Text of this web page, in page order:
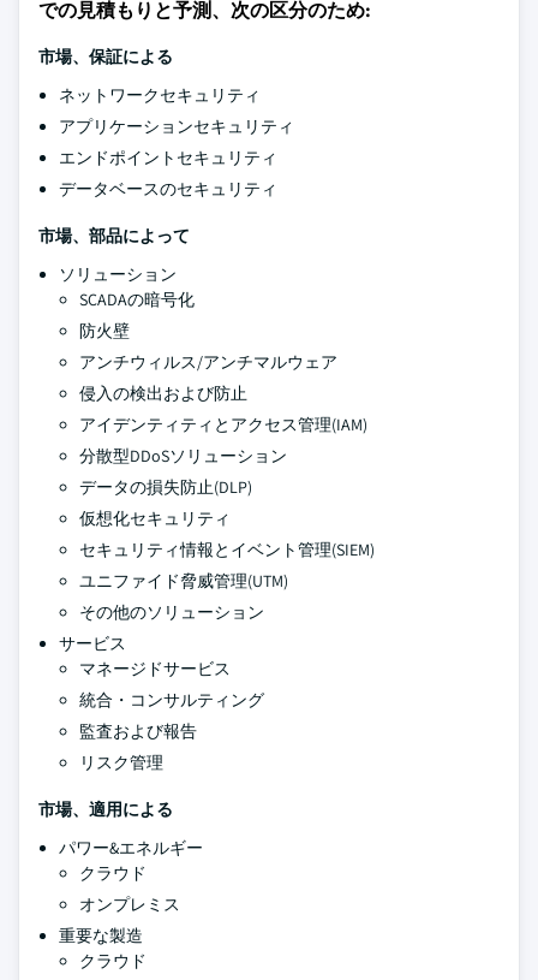
での見積もりと予測、次の区分のため:
市場、保証による
ネットワークセキュリティ
アプリケーションセキュリティ
エンドポイントセキュリティ
データベースのセキュリティ
市場、部品によって
ソリューション
SCADAの暗号化
防火壁
アンチウィルス/アンチマルウェア
侵入の検出および防止
アイデンティティとアクセス管理(IAM)
分散型DDoSソリューション
データの損失防止(DLP)
仮想化セキュリティ
セキュリティ情報とイベント管理(SIEM)
ユニファイド脅威管理(UTM)
その他のソリューション
サービス
マネージドサービス
統合・コンサルティング
監査および報告
リスク管理
市場、適用による
パワー&エネルギー
クラウド
オンプレミス
重要な製造
クラウド